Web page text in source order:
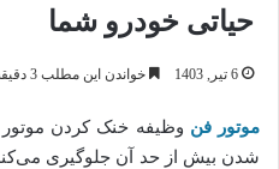
حیاتی خودرو شما
6 تیر, 1403 خواندن این مطلب 3 دقیقه زمان میبرد
موتور فن وظیفه خنک کردن موتور
شدن بیش از حد آن جلوگیری